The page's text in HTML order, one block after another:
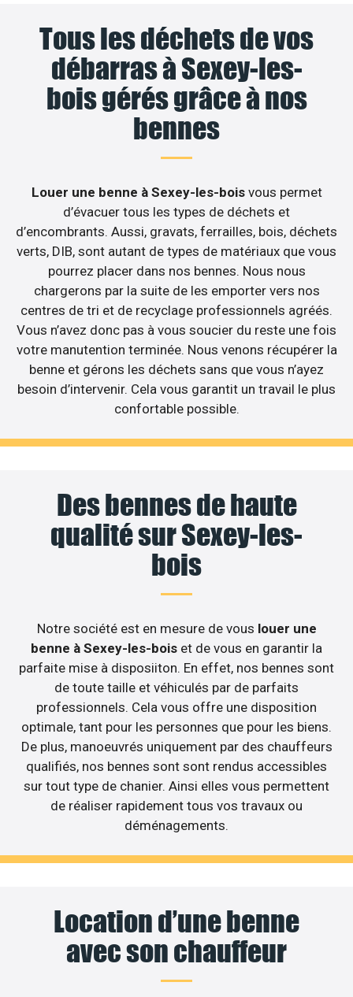
Tous les déchets de vos
débarras à Sexey-les-
bois gérés grâce à nos
bennes
Louer une benne à Sexey-les-bois vous permet
d’évacuer tous les types de déchets et
d’encombrants. Aussi, gravats, ferrailles, bois, déchets
verts, DIB, sont autant de types de matériaux que vous
pourrez placer dans nos bennes. Nous nous
chargerons par la suite de les emporter vers nos
centres de tri et de recyclage professionnels agréés.
Vous n’avez donc pas à vous soucier du reste une fois
votre manutention terminée. Nous venons récupérer la
benne et gérons les déchets sans que vous n’ayez
besoin d’intervenir. Cela vous garantit un travail le plus
confortable possible.
Des bennes de haute
qualité sur Sexey-les-
bois
Notre société est en mesure de vous louer une
benne à Sexey-les-bois et de vous en garantir la
parfaite mise à disposiiton. En effet, nos bennes sont
de toute taille et véhiculés par de parfaits
professionnels. Cela vous offre une disposition
optimale, tant pour les personnes que pour les biens.
De plus, manoeuvrés uniquement par des chauffeurs
qualifiés, nos bennes sont sont rendus accessibles
sur tout type de chanier. Ainsi elles vous permettent
de réaliser rapidement tous vos travaux ou
déménagements.
Location d’une benne
avec son chauffeur